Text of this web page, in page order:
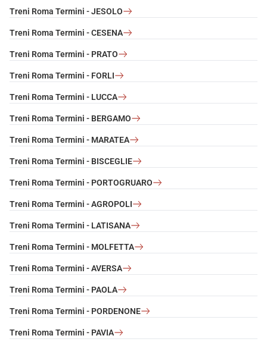
Treni Roma Termini - JESOLO
Treni Roma Termini - CESENA
Treni Roma Termini - PRATO
Treni Roma Termini - FORLI
Treni Roma Termini - LUCCA
Treni Roma Termini - BERGAMO
Treni Roma Termini - MARATEA
Treni Roma Termini - BISCEGLIE
Treni Roma Termini - PORTOGRUARO
Treni Roma Termini - AGROPOLI
Treni Roma Termini - LATISANA
Treni Roma Termini - MOLFETTA
Treni Roma Termini - AVERSA
Treni Roma Termini - PAOLA
Treni Roma Termini - PORDENONE
Treni Roma Termini - PAVIA